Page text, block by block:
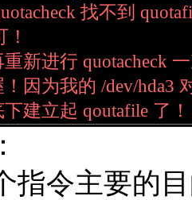
找不到
新进行 quotacheck
因为我的 /dev/hda3
建立起 qoutafile 了！
：
指令主要的